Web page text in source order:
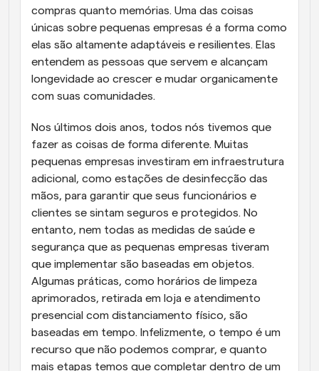
compras quanto memórias. Uma das coisas
únicas sobre pequenas empresas é a forma como
elas são altamente adaptáveis e resilientes. Elas
entendem as pessoas que servem e alcançam
longevidade ao crescer e mudar organicamente
com suas comunidades.
Nos últimos dois anos, todos nós tivemos que
fazer as coisas de forma diferente. Muitas
pequenas empresas investiram em infraestrutura
adicional, como estações de desinfecção das
mãos, para garantir que seus funcionários e
clientes se sintam seguros e protegidos. No
entanto, nem todas as medidas de saúde e
segurança que as pequenas empresas tiveram
que implementar são baseadas em objetos.
Algumas práticas, como horários de limpeza
aprimorados, retirada em loja e atendimento
presencial com distanciamento físico, são
baseadas em tempo. Infelizmente, o tempo é um
recurso que não podemos comprar, e quanto
mais etapas temos que completar dentro de um